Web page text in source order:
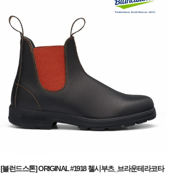
[블런드스톤] ORIGINAL #1918 첼시부츠_브라운테라코타